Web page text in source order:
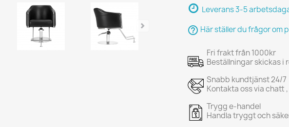
Leverans 3-5
help_outline Här ställer du frågor om
Fri frakt från 1000kr
Beställningar skickas i
Snabb kundtjänst 24/7
Kontakta oss via chatt
Trygg e-handel
Handla tryggt och